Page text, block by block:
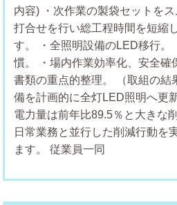
内容) ・次作業の製袋セットを
打合せを行い総工程時間を短縮
す。
・全照明設備のLED移行。
慣。
・場内作業効率化、安全
書類の重点的整理。
（取組の結
備を計画的に全灯LED照明へ更
電力量は前年比89.5％と大きな
日常業務と並行した削減行動を
ます。
従業員一同